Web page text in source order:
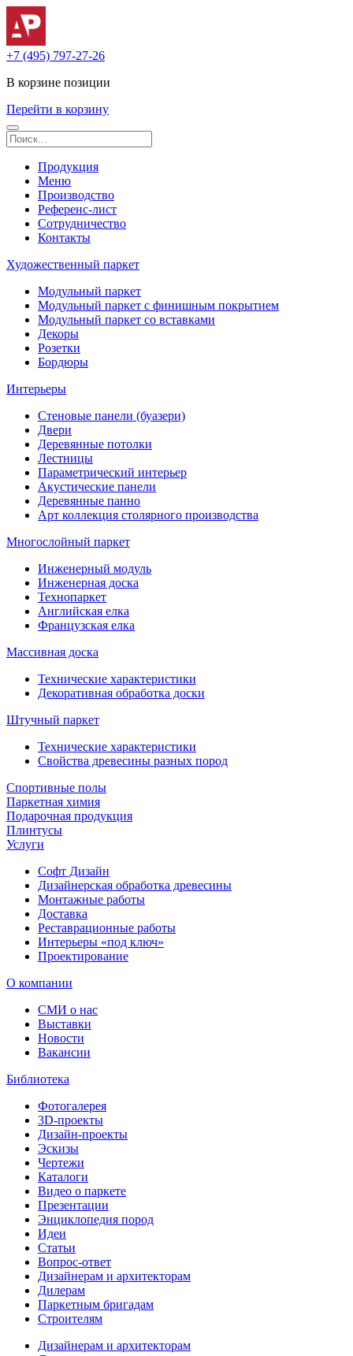
+7 (495) 797-27-26
В корзине позиции
Перейти в корзину
Продукция
Меню
Производство
Референс-лист
Сотрудничество
Контакты
Художественный паркет
Модульный паркет
Модульный паркет с финишным покрытием
Модульный паркет со вставками
Декоры
Розетки
Бордюры
Интерьеры
Стеновые панели (буазери)
Двери
Деревянные потолки
Лестницы
Параметрический интерьер
Акустические панели
Деревянные панно
Арт коллекция столярного производства
Многослойный паркет
Инженерный модуль
Инженерная доска
Технопаркет
Английская елка
Французская елка
Массивная доска
Технические характеристики
Декоративная обработка доски
Штучный паркет
Технические характеристики
Свойства древесины разных пород
Спортивные полы
Паркетная химия
Подарочная продукция
Плинтусы
Услуги
Софт Дизайн
Дизайнерская обработка древесины
Монтажные работы
Доставка
Реставрационные работы
Интерьеры «под ключ»
Проектирование
О компании
СМИ о нас
Выставки
Новости
Вакансии
Библиотека
Фотогалерея
3D-проекты
Дизайн-проекты
Эскизы
Чертежи
Каталоги
Видео о паркете
Презентации
Энциклопедия пород
Идеи
Статьи
Вопрос-ответ
Дизайнерам и архитекторам
Дилерам
Паркетным бригадам
Строителям
Дизайнерам и архитекторам